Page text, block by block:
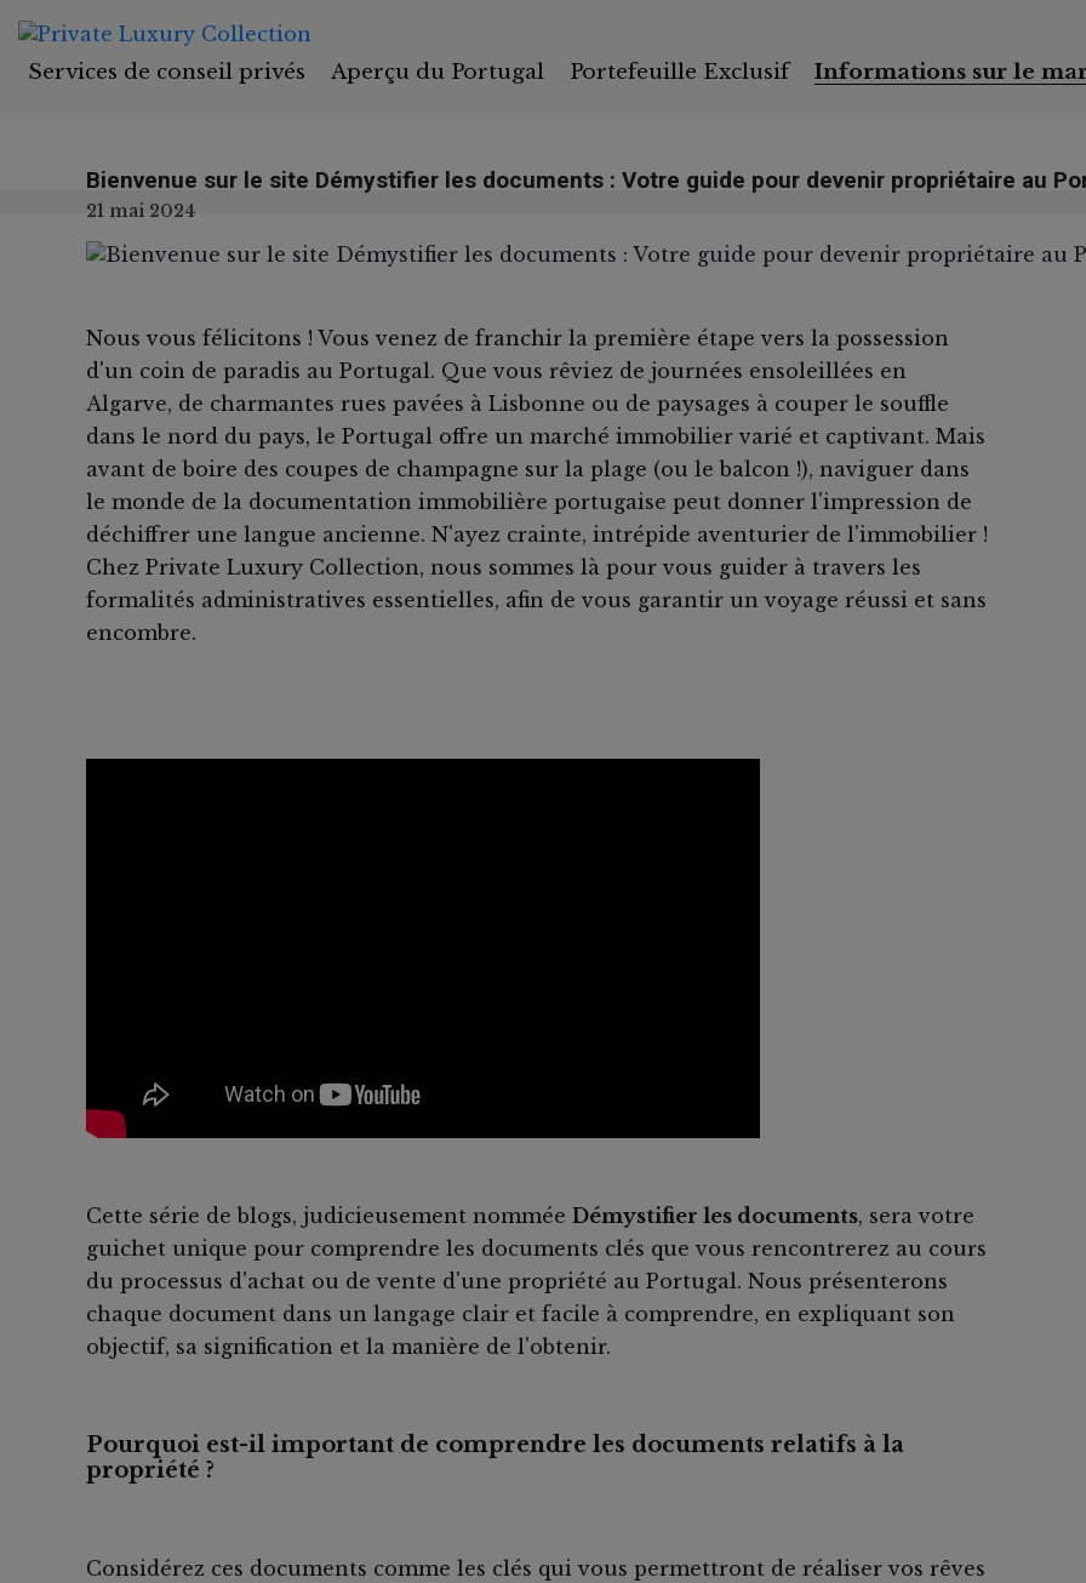
Services de conseil privés Aperçu du Portugal Portefeuille Exclusif Informations sur le
Bienvenue sur le site Démystifier les documents : Votre guide pour devenir propriétaire au
21 mai 2024
Nous vous félicitons ! Vous venez de franchir la première étape vers la possession
d'un coin de paradis au Portugal. Que vous rêviez de journées ensoleillées en
Algarve, de charmantes rues pavées à Lisbonne ou de paysages à couper le souffle
dans le nord du pays, le Portugal offre un marché immobilier varié et captivant. Mais
avant de boire des coupes de champagne sur la plage (ou le balcon !), naviguer dans
le monde de la documentation immobilière portugaise peut donner l'impression de
déchiffrer une langue ancienne. N'ayez crainte, intrépide aventurier de l'immobilier !
Chez Private Luxury Collection, nous sommes là pour vous guider à travers les
formalités administratives essentielles, afin de vous garantir un voyage réussi et sans
encombre.
Cette série de blogs, judicieusement nommée Démystifier les documents, sera votre
guichet unique pour comprendre les documents clés que vous rencontrerez au cours
du processus d'achat ou de vente d'une propriété au Portugal. Nous présenterons
chaque document dans un langage clair et facile à comprendre, en expliquant son
objectif, sa signification et la manière de l'obtenir.
Pourquoi est-il important de comprendre les documents relatifs à la
propriété ?
Considérez ces documents comme les clés qui vous permettront de réaliser vos rêves